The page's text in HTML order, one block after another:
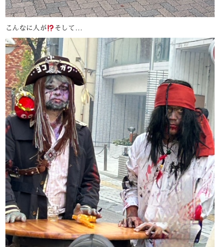
こんなに人が そして…